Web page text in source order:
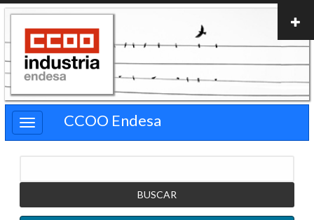
Pasar
contenido
principal
CCOO Endesa